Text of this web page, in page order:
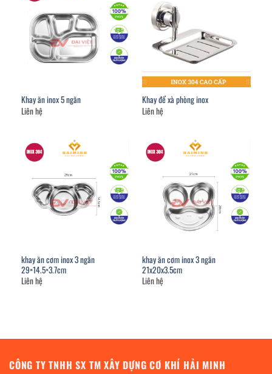
Khay ăn inox 5 ngăn
Liên hệ
Khay để xà phòng inox
Liên hệ
khay ăn cơm inox 3 ngăn
29×14.5×3.7cm
Liên hệ
khay ăn cơm inox 3 ngăn
21x20x3.5cm
Liên hệ
CÔNG TY TNHH SX TM XÂY DỰNG CƠ KHÍ HẢI MINH